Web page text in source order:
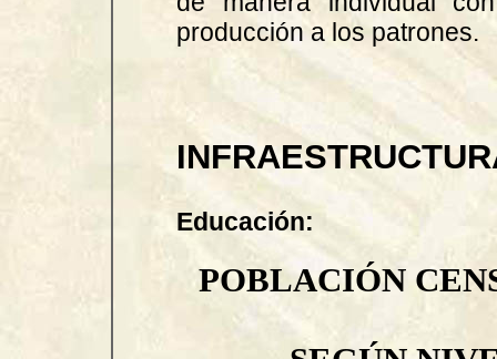
producción a los patrones.
Educación:
POBLACIÓN